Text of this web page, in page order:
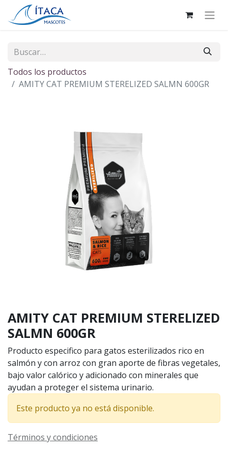
Todos los productos
AMITY CAT PREMIUM STERELIZED SALMN 600GR
AMITY CAT PREMIUM STERELIZED
SALMN 600GR
Producto especifico para gatos esterilizados rico en
salmón y con arroz con gran aporte de fibras vegetales,
bajo valor calórico y adicionado con minerales que
ayudan a proteger el sistema urinario.
Este producto ya no está disponible.
Términos y condiciones